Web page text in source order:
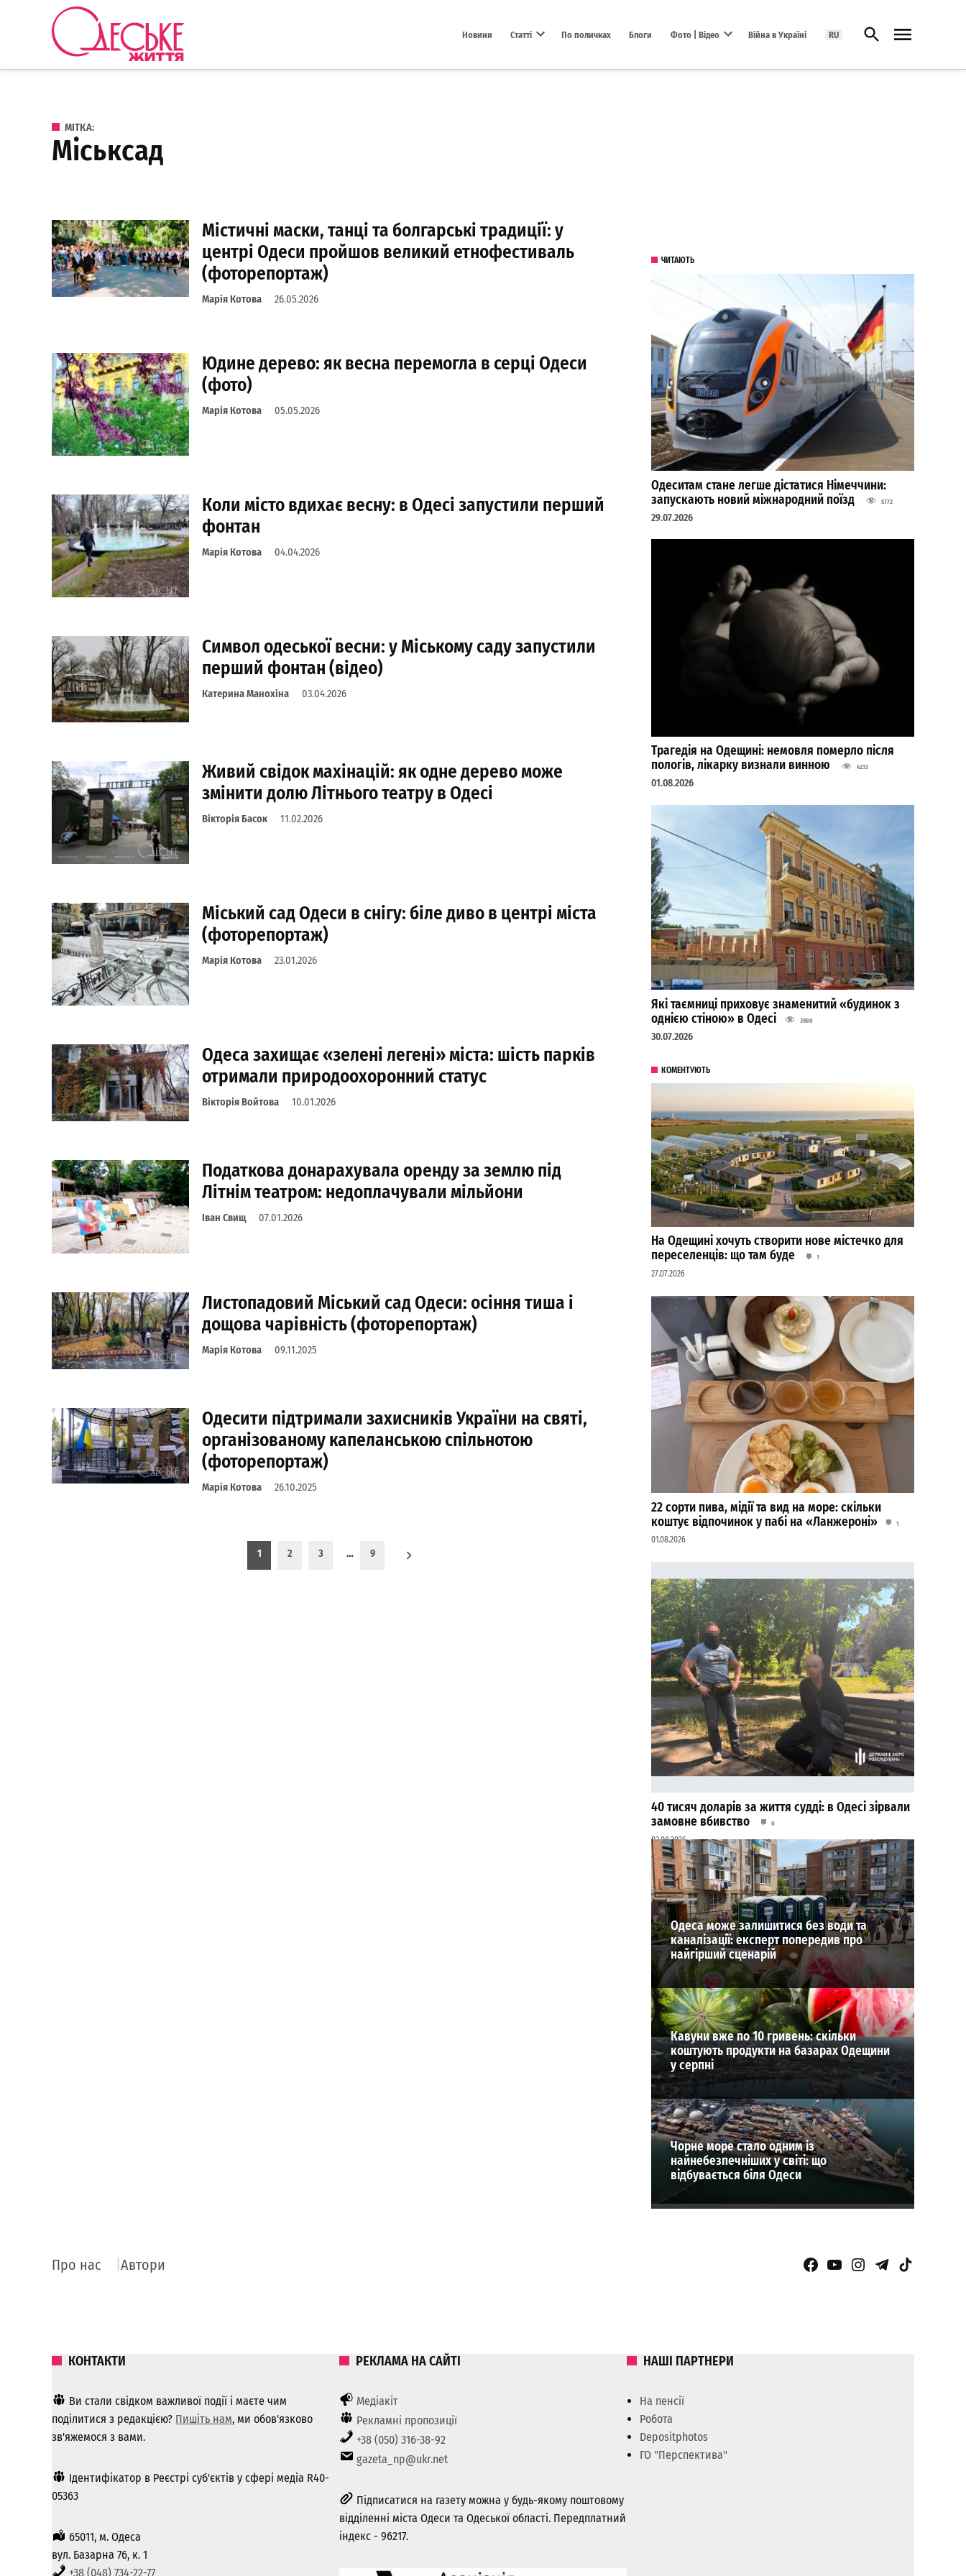
Перейти до вмісту
Новини Статті По поличках Блоги Фото | Відео Війна в Україні RU Відкрити пошук
МІТКА:
Міськсад
Містичні маски, танці та болгарські традиції: у
центрі Одеси пройшов великий етнофестиваль
(фоторепортаж)
Марія Котова 26.05.2026
Юдине дерево: як весна перемогла в серці Одеси
(фото)
Марія Котова 05.05.2026
Коли місто вдихає весну: в Одесі запустили перший
фонтан
Марія Котова 04.04.2026
Символ одеської весни: у Міському саду запустили
перший фонтан (відео)
Катерина Манохіна 03.04.2026
Живий свідок махінацій: як одне дерево може
змінити долю Літнього театру в Одесі
Вікторія Басок 11.02.2026
Міський сад Одеси в снігу: біле диво в центрі міста
(фоторепортаж)
Марія Котова 23.01.2026
Одеса захищає «зелені легені» міста: шість парків
отримали природоохоронний статус
Вікторія Войтова 10.01.2026
Податкова донарахувала оренду за землю під
Літнім театром: недоплачували мільйони
Іван Свищ 07.01.2026
Листопадовий Міський сад Одеси: осіння тиша і
дощова чарівність (фоторепортаж)
Марія Котова 09.11.2025
Одесити підтримали захисників України на святі,
організованому капеланською спільнотою
(фоторепортаж)
Марія Котова 26.10.2025
1 2 3 … 9
ЧИТАЮТЬ
Одеситам стане легше дістатися Німеччини:
запускають новий міжнародний поїзд
5772
29.07.2026
Трагедія на Одещині: немовля померло після
пологів, лікарку визнали винною
4233
01.08.2026
Які таємниці приховує знаменитий «будинок з
однією стіною» в Одесі
3980
30.07.2026
КОМЕНТУЮТЬ
На Одещині хочуть створити нове містечко для
переселенців: що там буде
1
27.07.2026
22 сорти пива, мідії та вид на море: скільки
коштує відпочинок у пабі на «Ланжероні»
1
01.08.2026
40 тисяч доларів за життя судді: в Одесі зірвали
замовне вбивство
0
03.08.2026
ВИБІР РЕДАКЦІЇ
Одеса може залишитися без води та
каналізації: експерт попередив про
найгірший сценарій
Кавуни вже по 10 гривень: скільки
коштують продукти на базарах Одещини
у серпні
Чорне море стало одним із
найнебезпечніших у світі: що
відбувається біля Одеси
Про нас Автори Facebook Page
YouTubeInstagram
Telegram
TikTok
КОНТАКТИ
Ви стали свідком важливої ​​події і маєте чим
поділитися з редакцією? Пишіть нам, ми обов'язково
зв'яжемося з вами.
Ідентифікатор в Реєстрі суб'єктів у сфері медіа R40-
05363
65011, м. Одеса
вул. Базарна 76, к. 1
+38 (048) 734-22-77
РЕКЛАМА НА САЙТІ
Медіакіт
Рекламні пропозиції
+38 (050) 316-38-92
gazeta_np@ukr.net
Підписатися на газету можна у будь-якому поштовому
відділенні міста Одеси та Одеської області. Передплатний
індекс - 96217.
НАШІ ПАРТНЕРИ
На пенсії
Робота
Depositphotos
ГО "Перспектива"